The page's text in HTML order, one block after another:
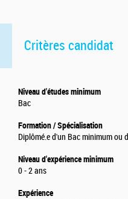
Critères candidat
Niveau d'études minimum
Bac
Formation / Spécialisation
Diplômé.e d'un Bac minimum ou
Niveau d'expérience minimum
0 - 2 ans
Expérience